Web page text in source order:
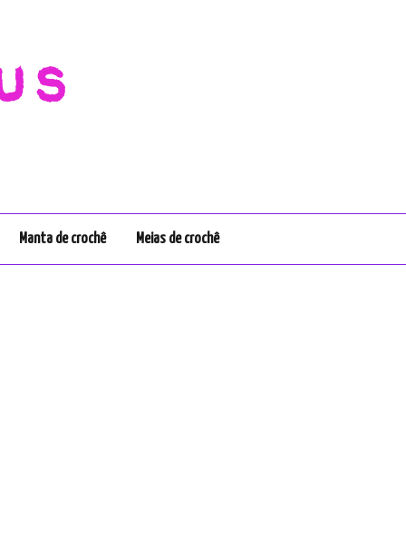
Manta de crochê Meias de crochê